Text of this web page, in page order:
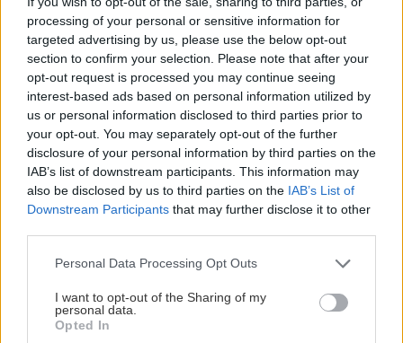
processing of your personal or sensitive information for
targeted advertising by us, please use the below opt-out
section to confirm your selection. Please note that after your
opt-out request is processed you may continue seeing
interest-based ads based on personal information utilized by
us or personal information disclosed to third parties prior to
your opt-out. You may separately opt-out of the further
disclosure of your personal information by third parties on the
IAB’s list of downstream participants. This information may
also be disclosed by us to third parties on the IAB’s List of
Downstream Participants that may further disclose it to other
Please note that this website/app uses one or more Google
not limited to your visit or usage behaviour. You may click to
grant or deny consent to Google and its third-party tags to
use your data for below specified purposes in below Google
Personal Data Processing Opt Outs
I want to opt-out of the Sharing of my
personal data.
Opted In